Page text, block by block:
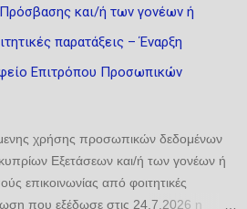
της έννοιας της καταγωγής λόγω της
γεωπολιτικών κρίσεων. ...
και/ή των γονέων ή
παρατάξεις – Έναρξη
Επιτρόπου Προσωπικών
χρήσης προσωπικών δεδομένων
Εξετάσεων και/ή των γονέων ή
επικοινωνίας από φοιτητικές
που εξέδωσε στις 24.7.2026 η